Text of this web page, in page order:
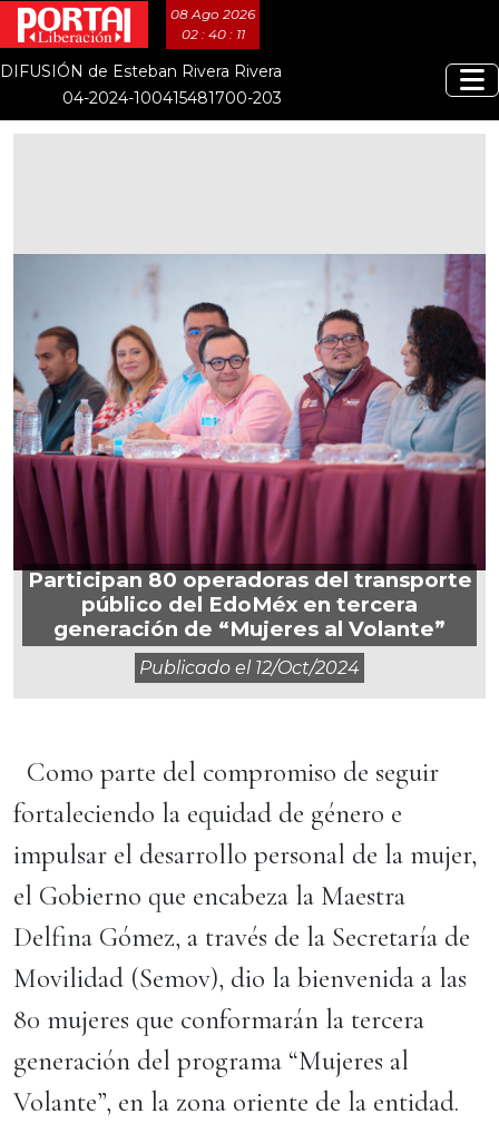
08 Ago 2026
02 : 40 : 12
DIFUSIÓN de Esteban Rivera Rivera
04-2024-100415481700-203
Participan 80 operadoras del transporte
público del EdoMéx en tercera
generación de “Mujeres al Volante”
Publicado el 12/oct/2024
Como parte del compromiso de seguir
fortaleciendo la equidad de género e
impulsar el desarrollo personal de la mujer,
el Gobierno que encabeza la Maestra
Delfina Gómez, a través de la Secretaría de
Movilidad (Semov), dio la bienvenida a las
80 mujeres que conformarán la tercera
generación del programa “Mujeres al
Volante”, en la zona oriente de la entidad.